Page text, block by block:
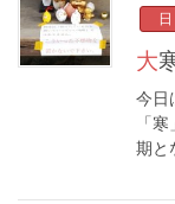
今日
「
期と